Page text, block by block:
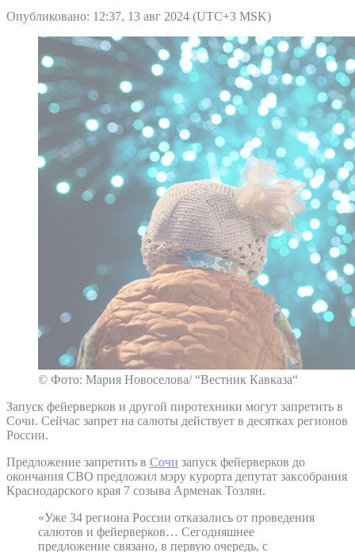
Опубликовано: 12:37, 13 авг 2024 (UTC+3 MSK)
© Фото: Мария Новоселова/ “Вестник Кавказа“
Запуск фейерверков и другой пиротехники могут запретить в
Сочи. Сейчас запрет на салюты действует в десятках регионов
России.
Предложение запретить в Сочи запуск фейерверков до
окончания СВО предложил мэру курорта депутат заксобрания
Краснодарского края 7 созыва Арменак Тозлян.
«Уже 34 региона России отказались от проведения
салютов и фейерверков… Сегодняшнее
предложение связано, в первую очередь, с